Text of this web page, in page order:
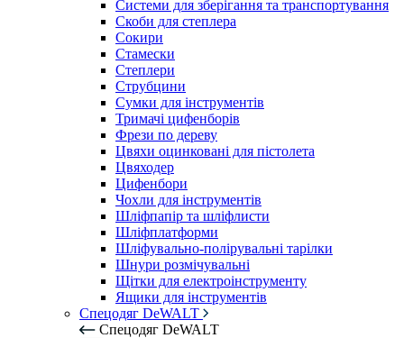
Системи для зберігання та транспортування
Скоби для степлера
Сокири
Стамески
Степлери
Струбцини
Сумки для інструментів
Тримачі цифенборів
Фрези по дереву
Цвяхи оцинковані для пістолета
Цвяходер
Цифенбори
Чохли для інструментів
Шліфпапір та шліфлисти
Шліфплатформи
Шліфувально-полірувальні тарілки
Шнури розмічувальні
Щітки для електроінструменту
Ящики для інструментів
Спецодяг DeWALT
Спецодяг DeWALT